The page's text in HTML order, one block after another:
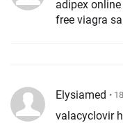
adipex
free viagra
Elysiamed •
valacyclovir